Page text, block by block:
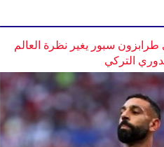
طرابزون سبور يغير نظرة العالم
التركي